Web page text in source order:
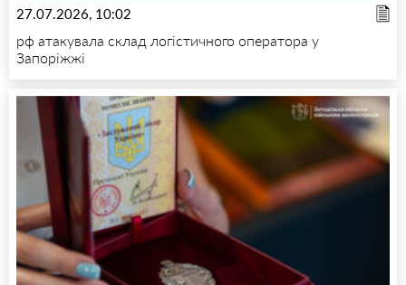
27.07.2026, 10:02
рф атакувала склад логістичного оператора у
Запоріжжі